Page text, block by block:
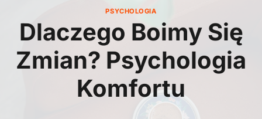
PSYCHOLOGIA
Dlaczego Boimy Się
Zmian? Psychologia
Komfortu